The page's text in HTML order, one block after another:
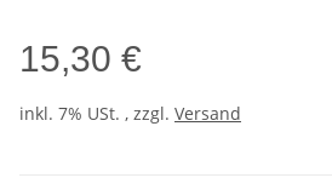
15,30 €
inkl. 7% USt. , zzgl. Versand